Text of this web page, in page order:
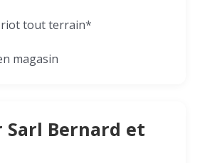
tout terrain*
magasin
Sarl Bernard et